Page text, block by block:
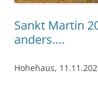
Sankt Martin
anders….
Hohehaus,